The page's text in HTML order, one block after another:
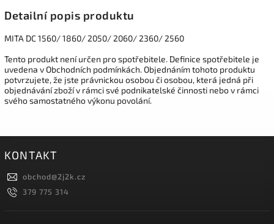
Detailní popis produktu
MITA DC 1560/ 1860/ 2050/ 2060/ 2360/ 2560
Tento produkt není určen pro spotřebitele. Definice spotřebitele je
uvedena v Obchodních podmínkách. Objednáním tohoto produktu
potvrzujete, že jste právnickou osobou či osobou, která jedná při
objednávání zboží v rámci své podnikatelské činnosti nebo v rámci
svého samostatného výkonu povolání.
KONTAKT
obchod@2j2k.cz
379 775 314